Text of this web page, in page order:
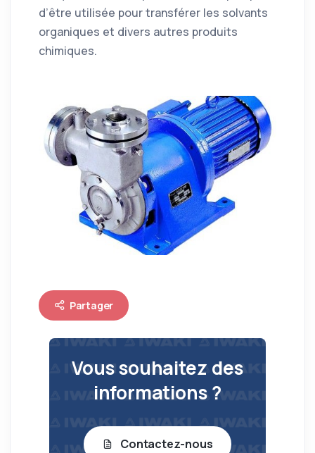
d’être utilisée pour transférer les solvants
organiques et divers autres produits
chimiques.
Partager
Vous souhaitez des
informations ?
Contactez-nous